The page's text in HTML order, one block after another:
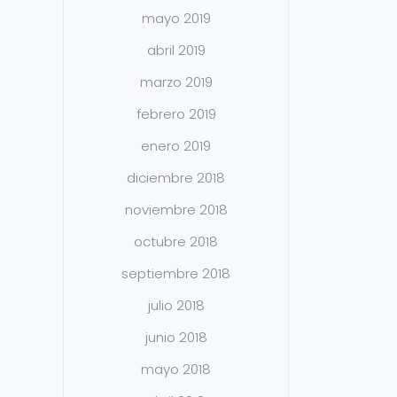
mayo 2019
abril 2019
marzo 2019
febrero 2019
enero 2019
diciembre 2018
noviembre 2018
octubre 2018
septiembre 2018
julio 2018
junio 2018
mayo 2018